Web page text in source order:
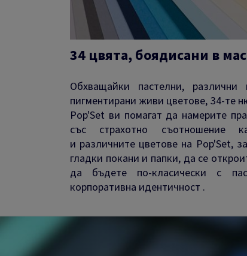
34 цвята, боядисани в
Обхващайки пастелни,
пигментирани живи цветове, 34-те
Pop'Set ви помагат да намерите
със страхотно съотношение
и различните цветове на Pop'Set,
гладки покани и папки, да се
да бъдете по-класически с
корпоративна идентичност .